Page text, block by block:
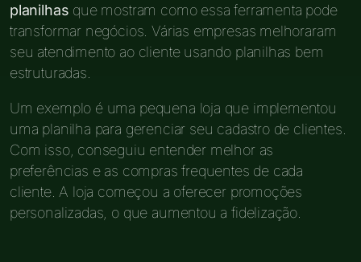
planilhas que mostram como essa ferramenta pode
transformar negócios. Várias empresas melhoraram
seu atendimento ao cliente usando planilhas bem
estruturadas.
Um exemplo é uma pequena loja que implementou
uma planilha para gerenciar seu cadastro de clientes.
Com isso, conseguiu entender melhor as
preferências e as compras frequentes de cada
cliente. A loja começou a oferecer promoções
personalizadas, o que aumentou a fidelização.